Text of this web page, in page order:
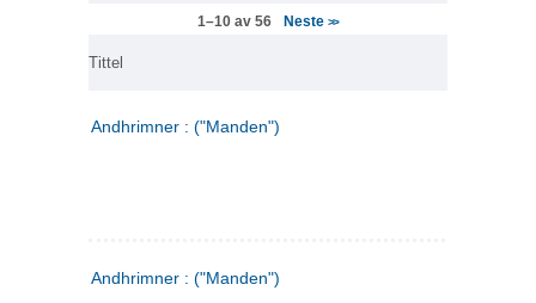
1–10 av 56 Neste>>
Tittel
Andhrimner : ("Manden")
Andhrimner : ("Manden")